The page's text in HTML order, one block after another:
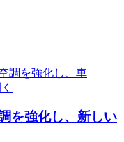
を強化し、新しい